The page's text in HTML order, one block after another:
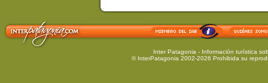
Inter Patagonia - Información turística
© InterPatagonia 2002-2026 Prohibida su